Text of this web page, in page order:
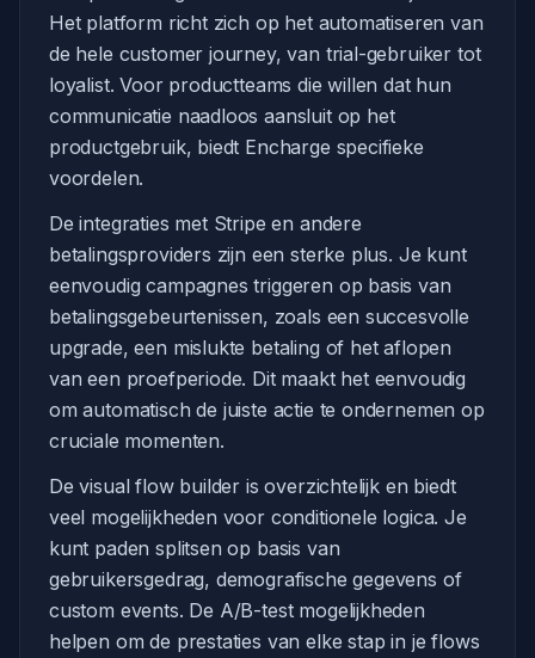
Het platform richt zich op het automatiseren van
de hele customer journey, van trial-gebruiker tot
loyalist. Voor productteams die willen dat hun
communicatie naadloos aansluit op het
productgebruik, biedt Encharge specifieke
voordelen.
De integraties met Stripe en andere
betalingsproviders zijn een sterke plus. Je kunt
eenvoudig campagnes triggeren op basis van
betalingsgebeurtenissen, zoals een succesvolle
upgrade, een mislukte betaling of het aflopen
van een proefperiode. Dit maakt het eenvoudig
om automatisch de juiste actie te ondernemen op
cruciale momenten.
De visual flow builder is overzichtelijk en biedt
veel mogelijkheden voor conditionele logica. Je
kunt paden splitsen op basis van
gebruikersgedrag, demografische gegevens of
custom events. De A/B-test mogelijkheden
helpen om de prestaties van elke stap in je flows